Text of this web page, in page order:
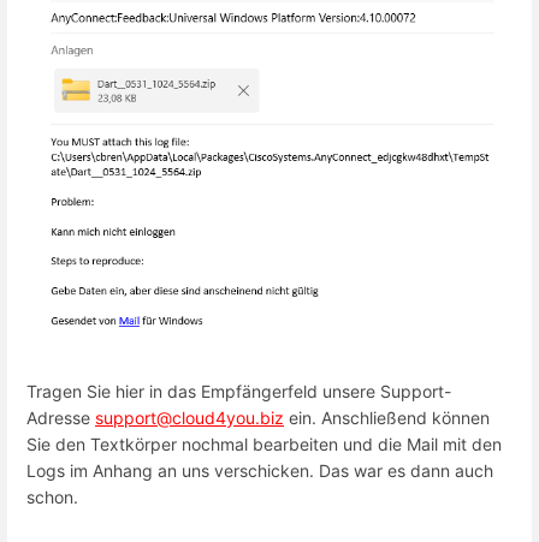
Tragen Sie hier in das Empfängerfeld unsere Support-
Adresse support@cloud4you.biz ein. Anschließend können
Sie den Textkörper nochmal bearbeiten und die Mail mit den
Logs im Anhang an uns verschicken. Das war es dann auch
schon.